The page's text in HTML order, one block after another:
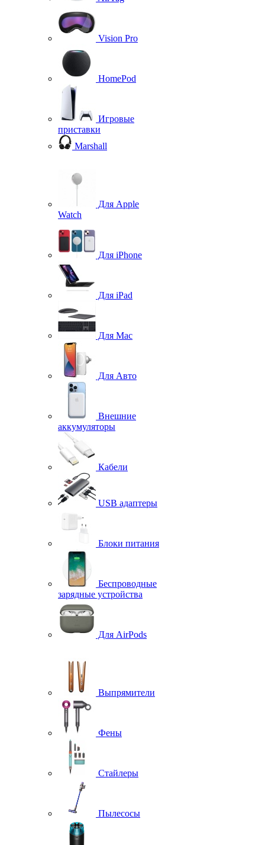
Vision Pro
HomePod
Игровые
приставки
Marshall
Для Apple
Watch
Для iPhone
Для iPad
Для Mac
Для Авто
Внешние
аккумуляторы
Кабели
USB адаптеры
Блоки питания
Беспроводные
зарядные устройства
Для AirPods
Выпрямители
Фены
Стайлеры
Пылесосы